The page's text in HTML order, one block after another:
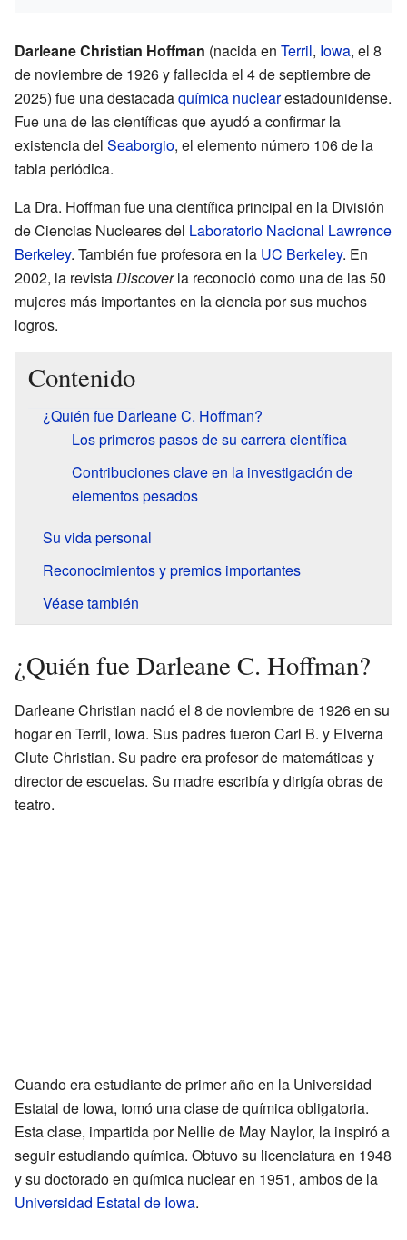
Darleane Christian Hoffman (nacida en Terril, Iowa, el 8
de noviembre de 1926 y fallecida el 4 de septiembre de
2025) fue una destacadaquímica nuclearestadounidense.
Fue una de las científicas que ayudó a confirmar la
existencia del Seaborgio, el elemento número 106 de la
tabla periódica.
La Dra. Hoffman fue una científica principal en la División
de Ciencias Nucleares del Laboratorio Nacional Lawrence
Berkeley. También fue profesora en la UC Berkeley. En
2002, la revistaDiscoverla reconoció como una de las 50
mujeres más importantes en la ciencia por sus muchos
logros.
Contenido
¿Quién fue Darleane C. Hoffman?
Los primeros pasos de su carrera científica
Contribuciones clave en la investigación de
elementos pesados
Su vida personal
Reconocimientos y premios importantes
Véase también
¿Quién fue Darleane C. Hoffman?
Darleane Christian nació el 8 de noviembre de 1926 en su
hogar en Terril, Iowa. Sus padres fueron Carl B. y Elverna
Clute Christian. Su padre era profesor de matemáticas y
director de escuelas. Su madre escribía y dirigía obras de
teatro.
Cuando era estudiante de primer año en la Universidad
Estatal de Iowa, tomó una clase de química obligatoria.
Esta clase, impartida por Nellie de May Naylor, la inspiró a
seguir estudiando química. Obtuvo su licenciatura en 1948
y su doctorado en química nuclear en 1951, ambos de la
Universidad Estatal de Iowa.